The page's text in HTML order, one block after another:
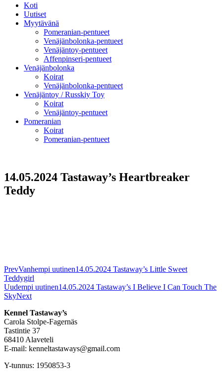
Koti
Uutiset
Myytävänä
Pomeranian-pentueet
Venäjänbolonka-pentueet
Venäjäntoy-pentueet
Affenpinseri-pentueet
Venäjänbolonka
Koirat
Venäjänbolonka-pentueet
Venäjäntoy / Russkiy Toy
Koirat
Venäjäntoy-pentueet
Pomeranian
Koirat
Pomeranian-pentueet
14.05.2024 Tastaway’s Heartbreaker
Teddy
PrevVanhempi uutinen14.05.2024 Tastaway’s Little Sweet
Teddygirl
Uudempi uutinen14.05.2024 Tastaway’s I Believe I Can Touch The
SkyNext
Kennel Tastaway’s
Carola Stolpe-Fagernäs
Tastintie 37
68410 Alaveteli
E-mail: kenneltastaways@gmail.com
Y-tunnus: 1950853-3